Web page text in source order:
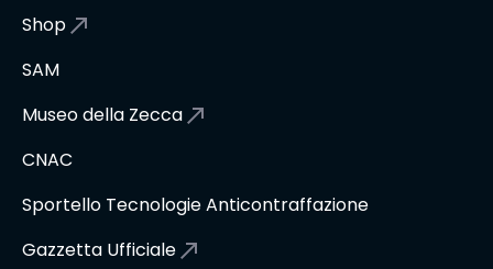
Shop
SAM
Museo della Zecca
CNAC
Sportello Tecnologie Anticontraffazione
Gazzetta Ufficiale